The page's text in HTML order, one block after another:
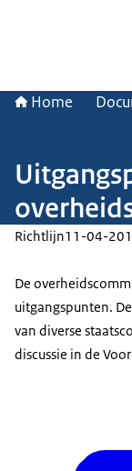
Home
Richtlijn11-04-
De
uitgangspunten.
van diverse
discussie in de